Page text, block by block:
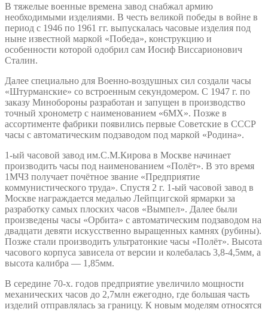
В тяжелые военные времена завод снабжал армию
необходимыми изделиями. В честь великой победы в войне в
период с 1946 по 1961 гг. выпускалась часовые изделия под
ныне известной маркой «Победа», конструкцию и
особенности которой одобрил сам Иосиф Виссарионович
Сталин.
Далее специально для Военно-воздушных сил создали часы
«Штурманские» со встроенным секундомером. С 1947 г. по
заказу Минобороны разработан и запущен в производство
точный хронометр с наименованием «6MX». Позже в
ассортименте фабрики появились первые Советские в СССР
часы с автоматическим подзаводом под маркой «Родина».
1-ый часовой завод им.С.М.Кирова в Москве начинает
производить часы под наименованием «Полёт». В это время
1МЧЗ получает почётное звание «Предприятие
коммунистического труда». Спустя 2 г. 1-ый часовой завод в
Москве награждается медалью Лейпцигской ярмарки за
разработку самых плоских часов «Вымпел». Далее были
произведены часы «Орбита» с автоматическим подзаводом на
двадцати девяти искусственно выращенных камнях (рубины).
Позже стали производить ультратонкие часы «Полёт». Высота
часового корпуса зависела от версии и колебалась 3,8-4,5мм, а
высота калибра — 1,85мм.
В середине 70-х. годов предприятие увеличило мощности
механических часов до 2,7млн ежегодно, где большая часть
изделий отправлялась за границу. К новым моделям относятся